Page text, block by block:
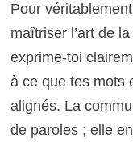
Pour
maîtriser l’art de
exprime-toi
à ce que tes mots
alignés. La
de paroles ; elle